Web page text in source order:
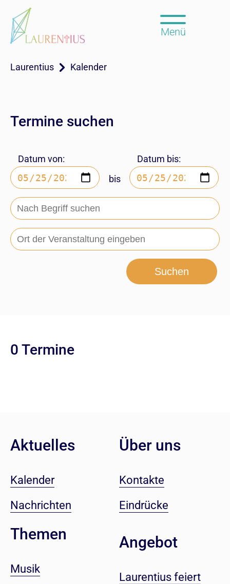
Menü
Laurentius Kalender
Termine suchen
Datum von:
bis
Datum bis:
Suchen
0 Termine
Aktuelles
Kalender
Nachrichten
Themen
Musik
Über uns
Kontakte
Eindrücke
Angebot
Laurentius feiert